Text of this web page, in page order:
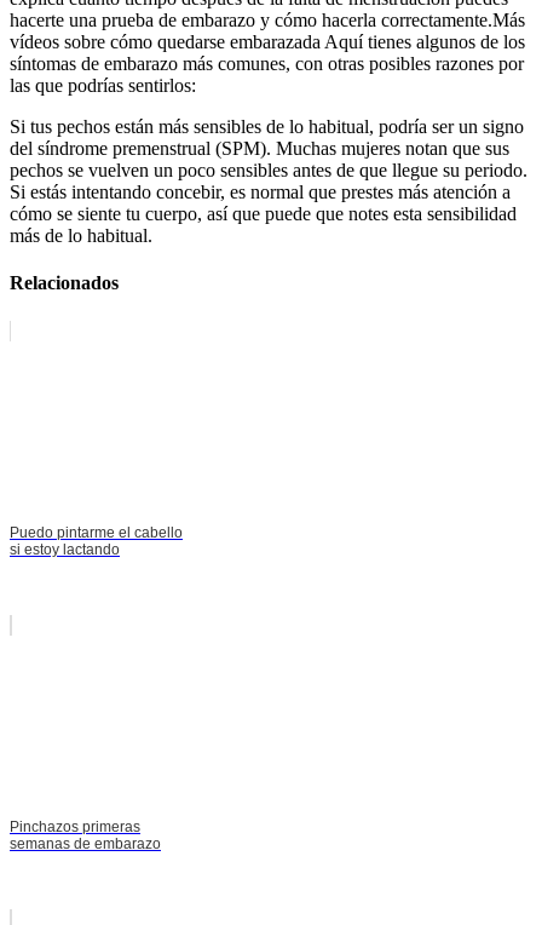
hacerte una prueba de embarazo y cómo hacerla correctamente.Más
vídeos sobre cómo quedarse embarazada Aquí tienes algunos de los
síntomas de embarazo más comunes, con otras posibles razones por
las que podrías sentirlos:
Si tus pechos están más sensibles de lo habitual, podría ser un signo
del síndrome premenstrual (SPM). Muchas mujeres notan que sus
pechos se vuelven un poco sensibles antes de que llegue su periodo.
Si estás intentando concebir, es normal que prestes más atención a
cómo se siente tu cuerpo, así que puede que notes esta sensibilidad
más de lo habitual.
Relacionados
Puedo pintarme el cabello
si estoy lactando
Pinchazos primeras
semanas de embarazo